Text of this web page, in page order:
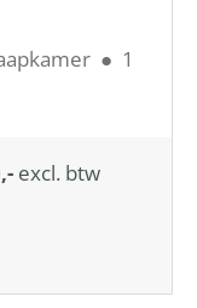
● 1
excl. btw